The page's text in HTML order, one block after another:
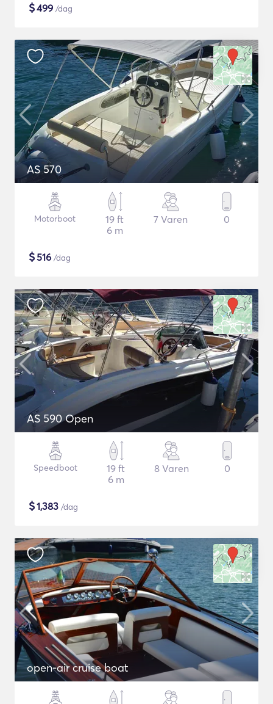
$499 /dag
AS 570
Motorboot
19 ft
6 m
7 Varen 0
$516 /dag
AS 590 Open
Speedboot
19 ft
6 m
8 Varen 0
$1,383 /dag
open-air cruise boat